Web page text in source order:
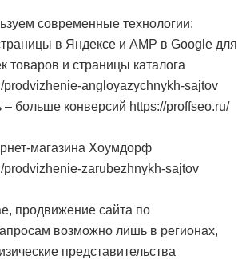
современные технологии:
в Яндексе и AMP в Google для
товаров и страницы каталога
prodvizhenie-angloyazychnykh-sajtov
больше конверсий https://proffseo.ru/
магазина Хоумдорф
prodvizhenie-zarubezhnykh-sajtov
продвижение сайта по
возможно лишь в регионах,
представительства